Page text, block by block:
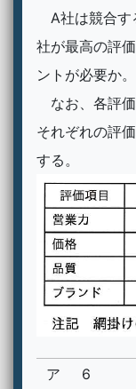
A社は競合す
社が最高の評
ントが必要か。
なお、各評
それぞれの評
する。
ア 6